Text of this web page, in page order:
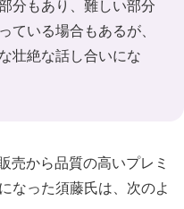
分もあり、難しい部分
ている場合もあるが、
壮絶な話し合いにな
売から品質の高いプレミ
なった須藤氏は、次のよ